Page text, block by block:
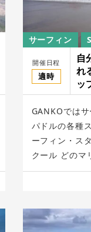
サーフィン
開催日程
適時
自
れ
ッ
ア
GANKOでは
パドルの各種
ーフィン・ス
クール どの